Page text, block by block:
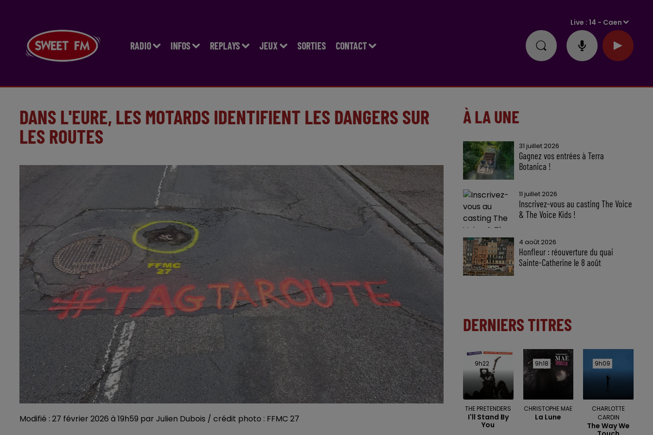
RADIO INFOS REPLAYS JEUX SORTIES CONTACT
Live :14 - Caen
DANS L'EURE, LES MOTARDS IDENTIFIENT LES DANGERS SUR
LES ROUTES
Modifié : 27 février 2026 à 19h59 par Julien Dubois / crédit photo : FFMC 27
À LA UNE
31 juillet 2026
Gagnez vos entrées à Terra
Botanica !
11 juillet 2026
Inscrivez-vous au casting The Voice
& The Voice Kids !
4 août 2026
Honfleur : réouverture du quai
Sainte-Catherine le 8 août
DERNIERS TITRES
9h22
9h22
THE PRETENDERS
I'll Stand By
You
9h18
9h18
CHRISTOPHE MAE
La Lune
9h09
9h09
CHARLOTTE
CARDIN
The Way We